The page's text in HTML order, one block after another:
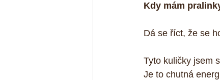
Kdy mám
Dá se říct, že se
Tyto kuličky jsem
Je to chutná